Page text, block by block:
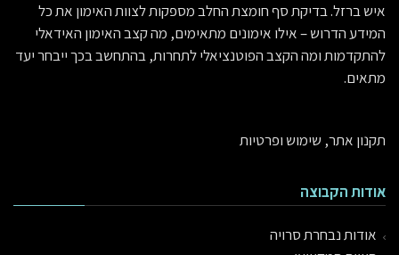
איש ברזל. בדיקת סף חומצת החלב מספקות לצוות האימון את כל
המידע הדרוש – אילו אימונים מתאימים, מה קצב האימון האידאלי
להתקדמות ומה הקצב הפוטנציאלי לתחרות, בהתחשב בכך ייבחר יעד
מתאים.
תקנון אתר, שימוש ופרטיות
אודות הקבוצה
אודות נבחרת סרויה